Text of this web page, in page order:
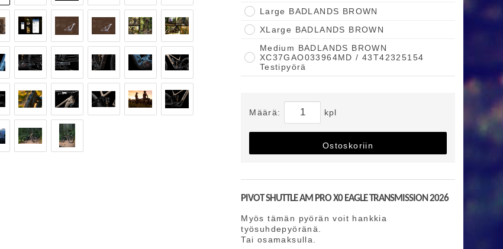
Large BADLANDS BROWN
XLarge BADLANDS BROWN
Medium BADLANDS BROWN
XC37GAO033964MD / 43T42325154
Testipyörä
Määrä: kpl
Ostoskoriin
PIVOT SHUTTLE AM PRO X0 EAGLE TRANSMISSION 2026
Myös tämän pyörän voit hankkia
työsuhdepyöränä.
Tai osamaksulla.